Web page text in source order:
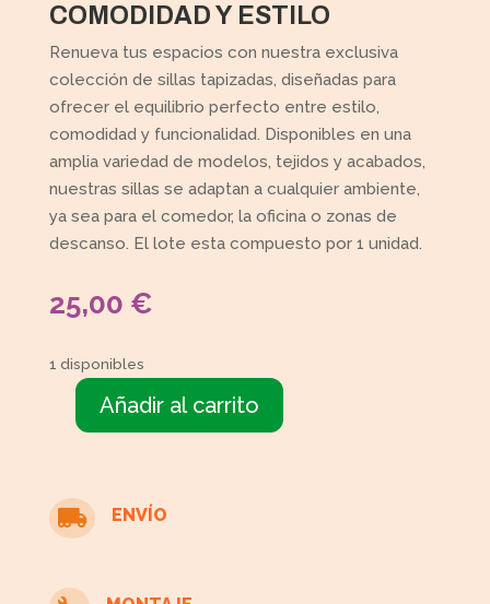
COMODIDAD Y ESTILO
Renueva tus espacios con nuestra exclusiva
colección de sillas tapizadas, diseñadas para
ofrecer el equilibrio perfecto entre estilo,
comodidad y funcionalidad. Disponibles en una
amplia variedad de modelos, tejidos y acabados,
nuestras sillas se adaptan a cualquier ambiente,
ya sea para el comedor, la oficina o zonas de
descanso. El lote esta compuesto por 1 unidad.
25,00 €
1 disponibles
estampado
verde
Añadir al carrito
 ENVÍO